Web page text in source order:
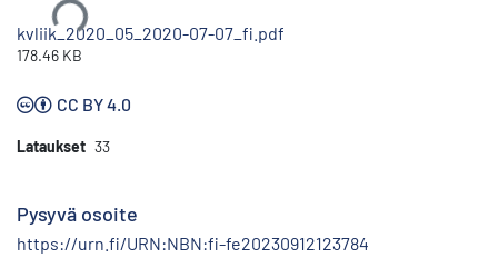
Ladataan...
kvliik_2020_05_2020-07-07_fi.pdf
178.46 KB
CC BY 4.0
Lataukset 33
Pysyvä osoite
https://urn.fi/URN:NBN:fi-fe20230912123784